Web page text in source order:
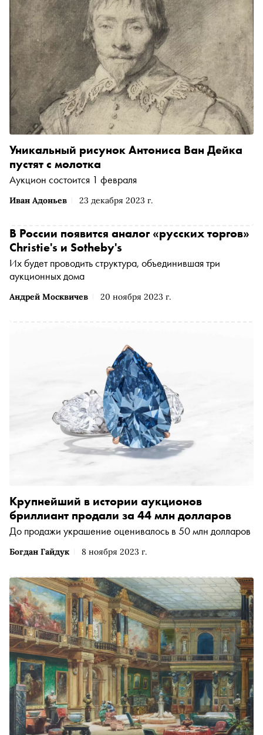
Иван Адоньев 23 декабря 2023 г.
Уникальный рисунок Антониса Ван Дейка
пустят с молотка
Аукцион состоится 1 февраля
Андрей Москвичев 20 ноября 2023 г.
В России появится аналог «русских торгов»
Christie's и Sotheby's
Их будет проводить структура, объединившая три
аукционных дома
Богдан Гайдук 8 ноября 2023 г.
Крупнейший в истории аукционов
бриллиант продали за 44 млн долларов
До продажи украшение оценивалось в 50 млн долларов